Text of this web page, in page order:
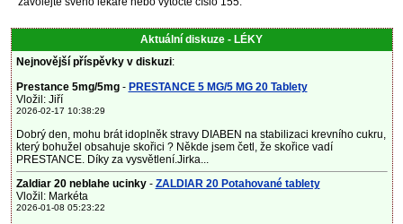
Aktuální diskuze - LÉKY
Nejnovější příspěvky v diskuzi:
Prestance 5mg/5mg- PRESTANCE 5 MG/5 MG 20 Tablety
Vložil: Jiří
2026-02-17 10:38:29
Dobrý den, mohu brát idoplněk stravy DIABEN na stabilizaci krevního cukru,
který bohužel obsahuje skořici ? Někde jsem četl, že skořice vadí
PRESTANCE. Díky za vysvětlení.Jirka...
Zaldiar 20 neblahe ucinky- ZALDIAR 20 Potahované tablety
Vložil: Markéta
2026-01-08 05:23:22